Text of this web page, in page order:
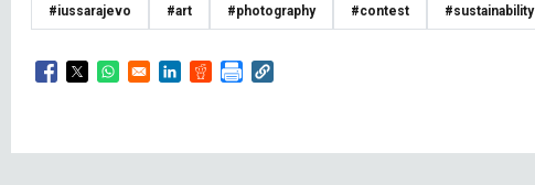
#iussarajevo #art #photography #contest #sustainability
Opens in a new window
Opens in a new window
Opens in a new window
Opens in a new window
Opens in a new window